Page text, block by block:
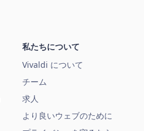
私たちについて
Vivaldi について
チーム
求人
より良いウェブのために